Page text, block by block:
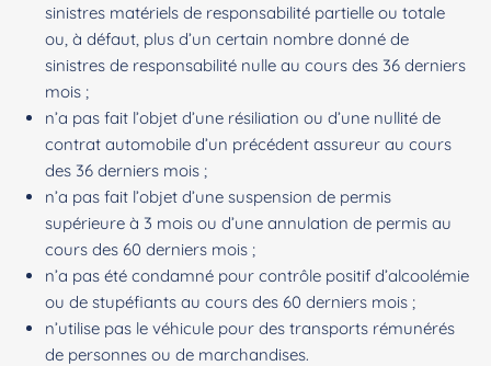
sinistres matériels de responsabilité partielle ou totale
ou, à défaut, plus d’un certain nombre donné de
sinistres de responsabilité nulle au cours des 36 derniers
mois ;
n’a pas fait l’objet d’une résiliation ou d’une nullité de
contrat automobile d’un précédent assureur au cours
des 36 derniers mois ;
n’a pas fait l’objet d’une suspension de permis
supérieure à 3 mois ou d’une annulation de permis au
cours des 60 derniers mois ;
n’a pas été condamné pour contrôle positif d’alcoolémie
ou de stupéfiants au cours des 60 derniers mois ;
n’utilise pas le véhicule pour des transports rémunérés
de personnes ou de marchandises.